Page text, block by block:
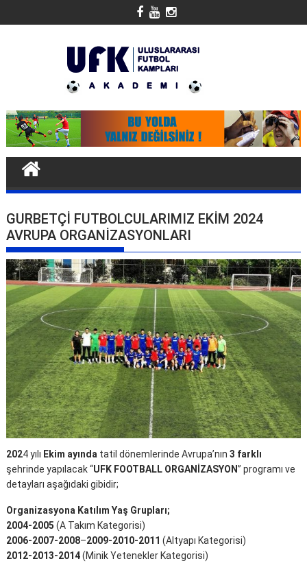
GURBETÇI FUTBOLCULARIMIZ EKIM 2024
AVRUPA ORGANIZASYONLARI
2024 yılı Ekim ayında tatil dönemlerinde Avrupa’nın3 farklı
şehrinde yapılacak “UFK FOOTBALL ORGANİZASYON” programı ve
detayları aşağıdaki gibidir;
Organizasyona Katılım Yaş Grupları;
2004-2005(A Takım Kategorisi)
2006-2007-2008–2009-2010-2011 (Altyapı Kategorisi)
2012-2013-2014(Minik Yetenekler Kategorisi)